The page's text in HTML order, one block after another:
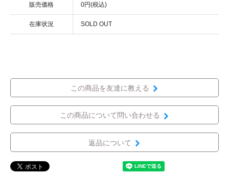
販売価格 0円(税込)
在庫状況 SOLD OUT
この商品を友達に教える
この商品について問い合わせる
返品について